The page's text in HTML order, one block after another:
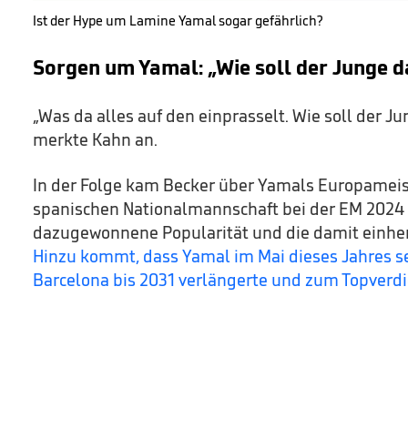
Ist der Hype um Lamine Yamal sogar gefährlich?
Sorgen um Yamal: „Wie soll der Junge
„Was da alles auf den einprasselt. Wie soll der
merkte Kahn an.
In der Folge kam Becker über Yamals
spanischen Nationalmannschaft bei der EM
dazugewonnene Popularität und die damit
Hinzu kommt, dass Yamal im Mai dieses Jahres
Barcelona bis 2031 verlängerte und zum